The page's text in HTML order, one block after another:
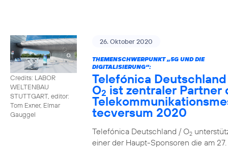
Credits: LABOR
WELTENBAU
STUTTGART, editor:
Tom Exner, Elmar
Gauggel
26. Oktober 2020
THEMENSCHWERPUNKT „5G UND DIE
DIGITALISIERUNG“:
Telefónica
O2 ist zentraler Partner
tecversum 2020
Telefónica Deutschland / O2
einer der Haupt-Sponsoren die am 27.